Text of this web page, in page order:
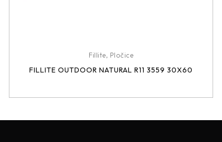
Fillite, Pločice
FILLITE OUTDOOR NATURAL R11 3559 30X60